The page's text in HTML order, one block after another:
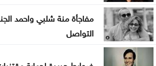
مفاجأة منة شلبي واحمد
التواصل